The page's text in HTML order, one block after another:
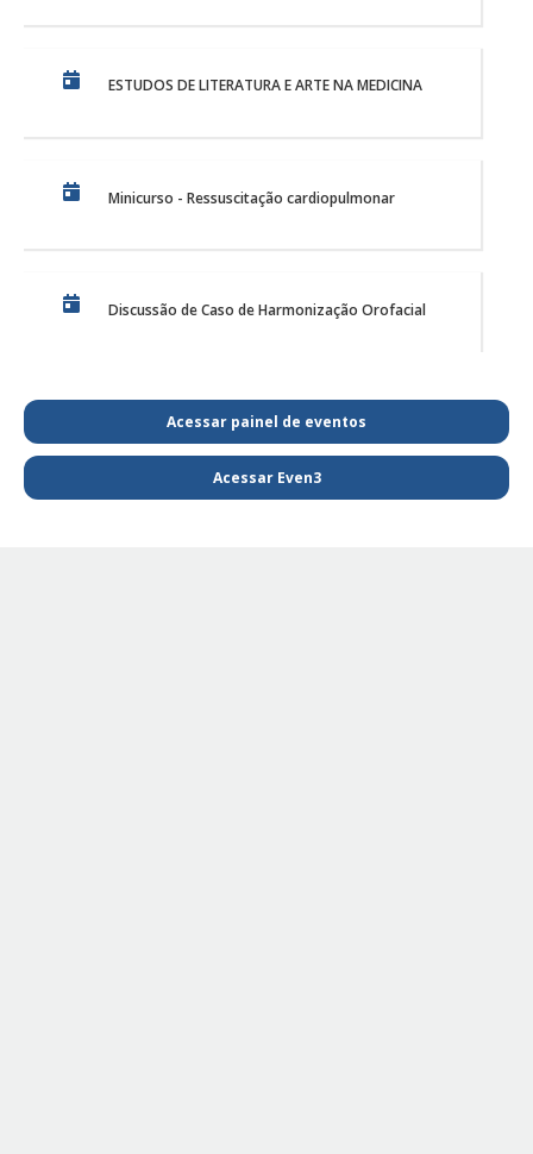
ESTUDOS DE LITERATURA E ARTE NA MEDICINA
Minicurso - Ressuscitação cardiopulmonar
Discussão de Caso de Harmonização Orofacial
PE Projeto de Reabilitação Funcional
Acessar painel de eventos
Acessar Even3